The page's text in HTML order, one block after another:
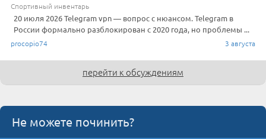
Спортивный инвентарь
20 июля 2026 Telegram vpn — вопрос с нюансом. Telegram в
России формально разблокирован с 2020 года, но проблемы ...
procopio74 3 августа
перейти к обсуждениям
Не можете починить?